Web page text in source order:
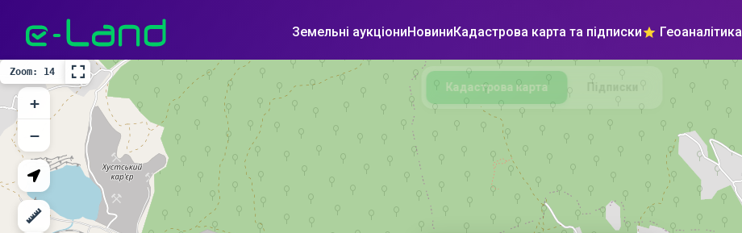
Земельні аукціониНовиниКадастрова карта та підписки Геоаналітика
Zoom: 14
Кадастрова карта Підписки
+
−